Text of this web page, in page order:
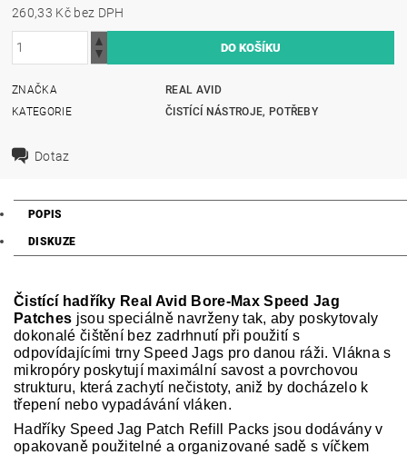
260,33 Kč bez DPH
ZNAČKA
REAL AVID
KATEGORIE
ČISTÍCÍ NÁSTROJE, POTŘEBY
Dotaz
POPIS
DISKUZE
Čistící hadříky Real Avid Bore-Max Speed Jag
Patches jsou speciálně navrženy tak, aby poskytovaly
dokonalé čištění bez zadrhnutí při použití s
odpovídajícími trny Speed Jags pro danou ráži. Vlákna s
mikropóry poskytují maximální savost a povrchovou
strukturu, která zachytí nečistoty, aniž by docházelo k
třepení nebo vypadávání vláken.
Hadříky Speed Jag Patch Refill Packs jsou dodávány v
opakovaně použitelné a organizované sadě s víčkem